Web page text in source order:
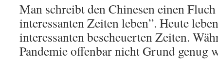
Man schreibt den Chinesen einen
interessanten Zeiten leben”. Heute
interessanten bescheuerten Zeiten.
Pandemie offenbar nicht Grund genug